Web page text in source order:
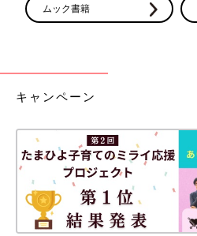
ムック書籍
キャンペーン